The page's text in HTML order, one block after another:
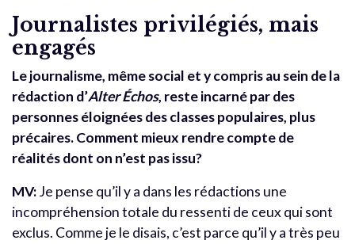
Journalistes privilégiés, mais
engagés
Le journalisme, même social et y compris au sein de la
rédaction d’Alter Échos, reste incarné par des
personnes éloignées des classes populaires, plus
précaires. Comment mieux rendre compte de
réalités dont on n’est pas issu?
MV:Je pense qu’il y a dans les rédactions une
incompréhension totale du ressenti de ceux qui sont
exclus. Comme je le disais, c’est parce qu’il y a très peu